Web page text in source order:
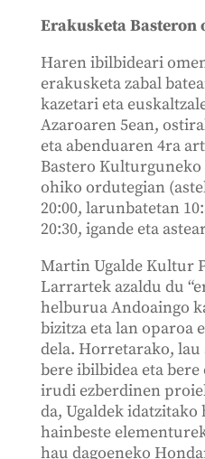
Erakusketa
Haren ibilbideari
erakusketa zabal
kazetari eta
Azaroaren 5ean,
eta abenduaren 4ra
Bastero
ohiko ordutegian
20:00, larunbatetan
20:30, igande eta
Martin Ugalde Kultur
Larrartek azaldu du
helburua Andoaingo
bizitza eta lan oparoa
dela. Horretarako, lau
bere ibilbidea eta
irudi ezberdinen
da, Ugaldek
hainbeste
hau dagoeneko